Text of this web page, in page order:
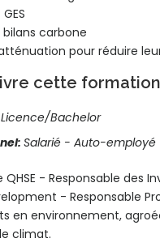
bilans carbone
pour réduire
cette formation
Licence/Bachelor
Salarié - Auto-employé
QHSE - Responsable des
- Responsable
en environnement,
climat.